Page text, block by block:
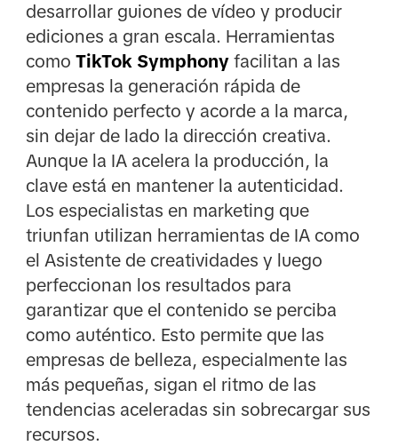
desarrollar guiones de vídeo y producir
ediciones a gran escala. Herramientas
como TikTok Symphonyfacilitan a las
empresas la generación rápida de
contenido perfecto y acorde a la marca,
sin dejar de lado la dirección creativa.
Aunque la IA acelera la producción, la
clave está en mantener la autenticidad.
Los especialistas en marketing que
triunfan utilizan herramientas de IA como
el Asistente de creatividades y luego
perfeccionan los resultados para
garantizar que el contenido se perciba
como auténtico. Esto permite que las
empresas de belleza, especialmente las
más pequeñas, sigan el ritmo de las
tendencias aceleradas sin sobrecargar sus
recursos.